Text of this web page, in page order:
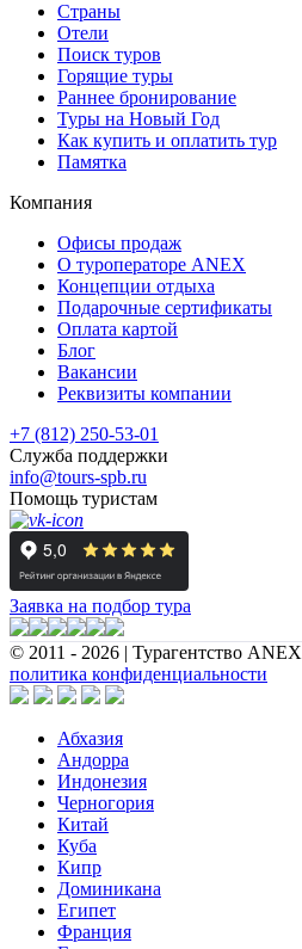
Страны
Отели
Поиск туров
Горящие туры
Раннее бронирование
Туры на Новый Год
Как купить и оплатить тур
Памятка
Компания
Офисы продаж
О туроператоре ANEX
Концепции отдыха
Подарочные сертификаты
Оплата картой
Блог
Вакансии
Реквизиты компании
+7 (812) 250-53-01
Служба поддержки
info@tours-spb.ru
Помощь туристам
Заявка на подбор тура
© 2011 - 2026 | Турагентство ANEX
политика конфиденциальности
Абхазия
Андорра
Индонезия
Черногория
Китай
Куба
Кипр
Доминикана
Египет
Франция